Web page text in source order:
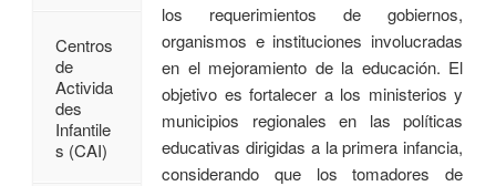
los requerimientos de gobiernos,
organismos e instituciones involucradas
en el mejoramiento de la educación. El
objetivo es fortalecer a los ministerios y
municipios regionales en las políticas
educativas dirigidas a la primera infancia,
considerando que los tomadores de
Centros
de
Activida
des
Infantile
s (CAI)